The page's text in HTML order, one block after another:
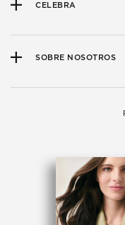
CELEBRA
SOBRE NOSOTROS